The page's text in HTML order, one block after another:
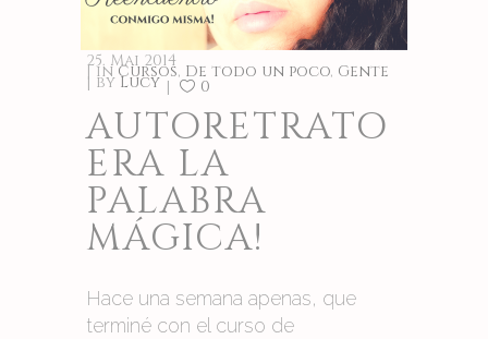
25. Mai 2014
inCursos, De todo un poco, Gente
by Lucy 0
AUTORETRATO
ERA LA
PALABRA
MÁGICA!
Hace una semana apenas, que
terminé con el curso de